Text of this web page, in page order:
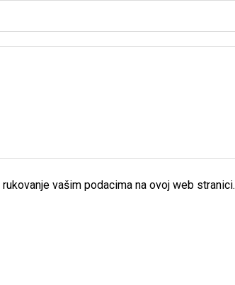
vašim podacima na ovoj web stranici.